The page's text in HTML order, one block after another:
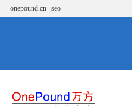
onepound.cn seo